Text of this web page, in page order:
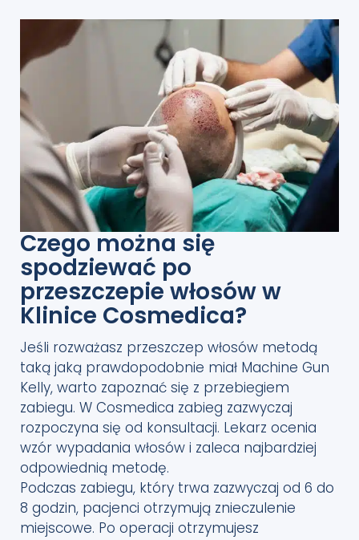
Czego można się
spodziewać po
przeszczepie włosów w
Klinice Cosmedica?
Jeśli rozważasz przeszczep włosów metodą
taką jaką prawdopodobnie miał Machine Gun
Kelly, warto zapoznać się z przebiegiem
zabiegu. W Cosmedica zabieg zazwyczaj
rozpoczyna się od konsultacji. Lekarz ocenia
wzór wypadania włosów i zaleca najbardziej
odpowiednią metodę.
Podczas zabiegu, który trwa zazwyczaj od 6 do
8 godzin, pacjenci otrzymują znieczulenie
miejscowe. Po operacji otrzymujesz